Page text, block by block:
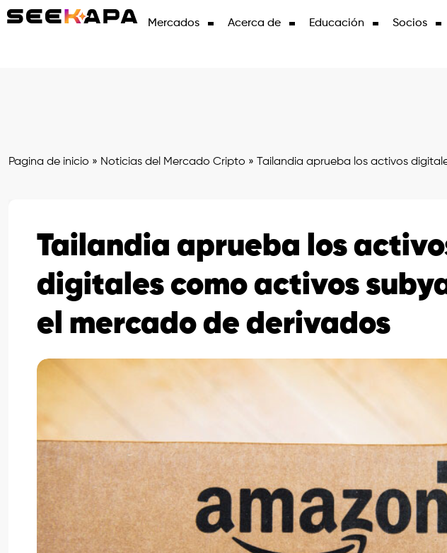
Mercados Acerca de Educación Socios
Pagina de inicio » Noticias del Mercado Cripto » Tailandia aprueba los activos
Tailandia aprueba los
digitales como activos
el mercado de derivados